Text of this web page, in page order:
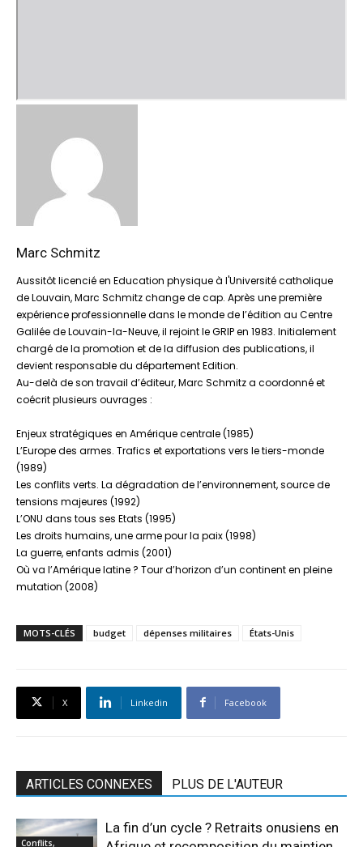
Marc Schmitz
Aussitôt licencié en Education physique à l'Université catholique
de Louvain, Marc Schmitz change de cap. Après une première
expérience professionnelle dans le monde de l’édition au Centre
Galilée de Louvain-la-Neuve, il rejoint le GRIP en 1983. Initialement
chargé de la promotion et de la diffusion des publications, il
devient responsable du département Edition.
Au-delà de son travail d’éditeur, Marc Schmitz a coordonné et
coécrit plusieurs ouvrages :
Enjeux stratégiques en Amérique centrale (1985)
L’Europe des armes. Trafics et exportations vers le tiers-monde
(1989)
Les conflits verts. La dégradation de l’environnement, source de
tensions majeures (1992)
L’ONU dans tous ses Etats (1995)
Les droits humains, une arme pour la paix (1998)
La guerre, enfants admis (2001)
Où va l’Amérique latine ? Tour d’horizon d’un continent en pleine
mutation (2008)
MOTS-CLÉS budget dépenses militaires États-Unis
X Linkedin Facebook
ARTICLES CONNEXES PLUS DE L'AUTEUR
Conflits,
La fin d’un cycle ? Retraits onusiens en